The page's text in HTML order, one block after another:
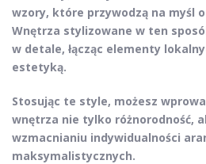
wzory, które przywodzą na myśl
Wnętrza stylizowane w ten
w detale, łącząc elementy
estetyką.
Stosując te style, możesz
wnętrza nie tylko różnorodność,
wzmacnianiu indywidualności
maksymalistycznych.